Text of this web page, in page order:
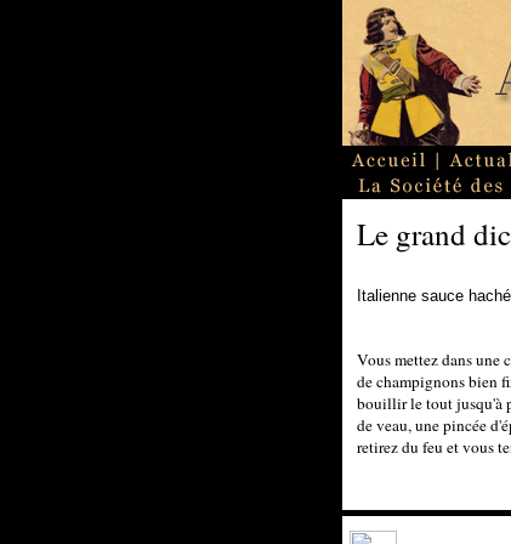
Le grand
Italienne sauce
Vous mettez dans une
de champignons bien
bouillir le tout jusqu'à
de veau, une pincée
retirez du feu et vous